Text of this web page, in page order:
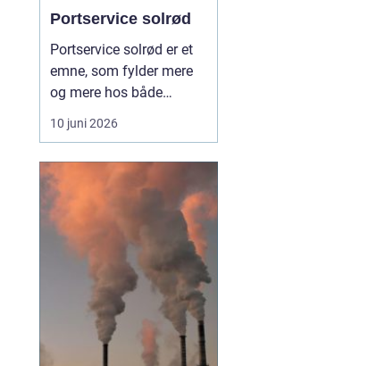
Portservice solrød
Portservice solrød er et
emne, som fylder mere
og mere hos både
private husejere og
virksomheder, der har
komfort og
driftssikkerhed i
hverdagen. Når en port
ikke fungerer, stopper
hverdagen hurtigt op, og
både logistik,
adgangsfo...
10 juni 2026